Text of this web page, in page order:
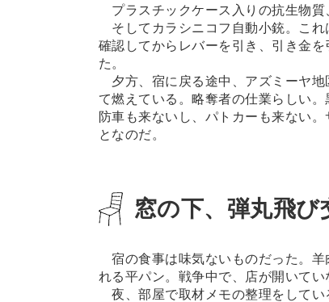
プラスチックケース入りの抗生物質
そしてカラシニコフ自動小銃。これ
確認してからレバーを引き、引き金
た。
夕方、宿に戻る途中、アズミーヤ地
て燃えている。略奪者の仕業らしい
防車も来ないし、パトカーも来ない
となのだ。
窓の下、弾丸飛び
宿の食事は味気ないものだった。羊
れる平パン。戦争中で、店が開いてい
夜、部屋で取材メモの整理をしてい